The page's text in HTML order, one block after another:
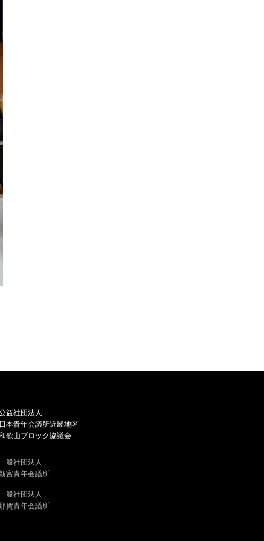
益社団法人
日本青年会議所近畿地区
歌山ブロック協議会
般社団法人
新宮青年会議所
般社団法人
賀青年会議所